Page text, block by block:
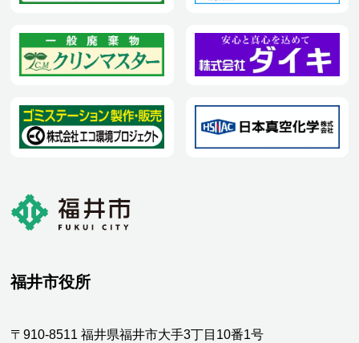
福井市役所
〒910-8511 福井県福井市大手3丁目10番1号